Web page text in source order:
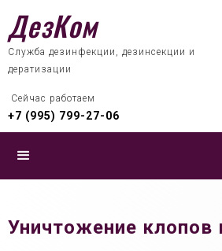
ДезКом
Служба дезинфекции, дезинсекции и
дератизации
Сейчас работаем
+7 (995) 799-27-06
Уничтожение клопов